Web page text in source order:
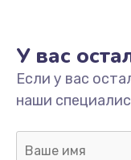
У вас
Если у вас
наши